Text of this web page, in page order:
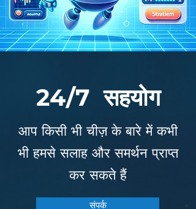
24/7 सहयोग
आप किसी भी चीज़ के बारे में कभी
भी हमसे सलाह और समर्थन प्राप्त
कर सकते हैं
संपर्क